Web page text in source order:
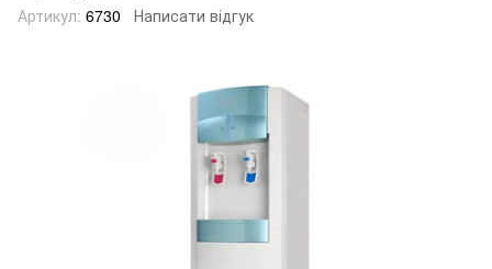
Артикул: 6730 Написати відгук